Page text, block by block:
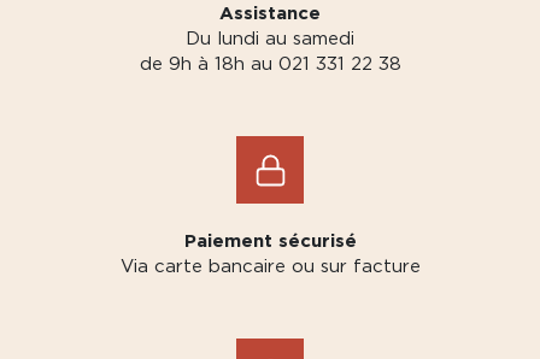
Assistance
Du lundi au samedi
de 9h à 18h au 021 331 22 38
Paiement sécurisé
Via carte bancaire ou sur facture